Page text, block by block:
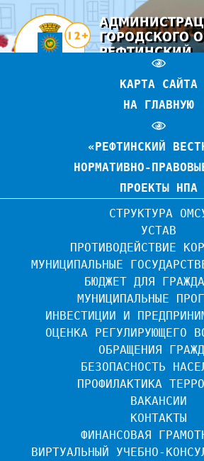
ГОРОДСКОГО
РЕФТИНСКИЙ
ОФИЦИАЛЬНЫЙ САЙТ
КАРТА САЙТА
НА ГЛАВНУЮ
«РЕФТИНСКИЙ
НОРМАТИВНО-
ПРОЕКТЫ НПА
СТРУКТУРА
УСТАВ
ПРОТИВОДЕЙСТВИЕ
МУНИЦИПАЛЬНЫЕ
БЮДЖЕТ ДЛЯ
МУНИЦИПАЛЬНЫЕ
ИНВЕСТИЦИИ И
ОЦЕНКА РЕГУЛИРУЮЩЕГО
ОБРАЩЕНИЯ
БЕЗОПАСНОСТЬ
ПРОФИЛАКТИКА
ВАКАНСИИ
КОНТАКТЫ
ФИНАНСОВАЯ
ВИРТУАЛЬНЫЙ УЧЕБНО-